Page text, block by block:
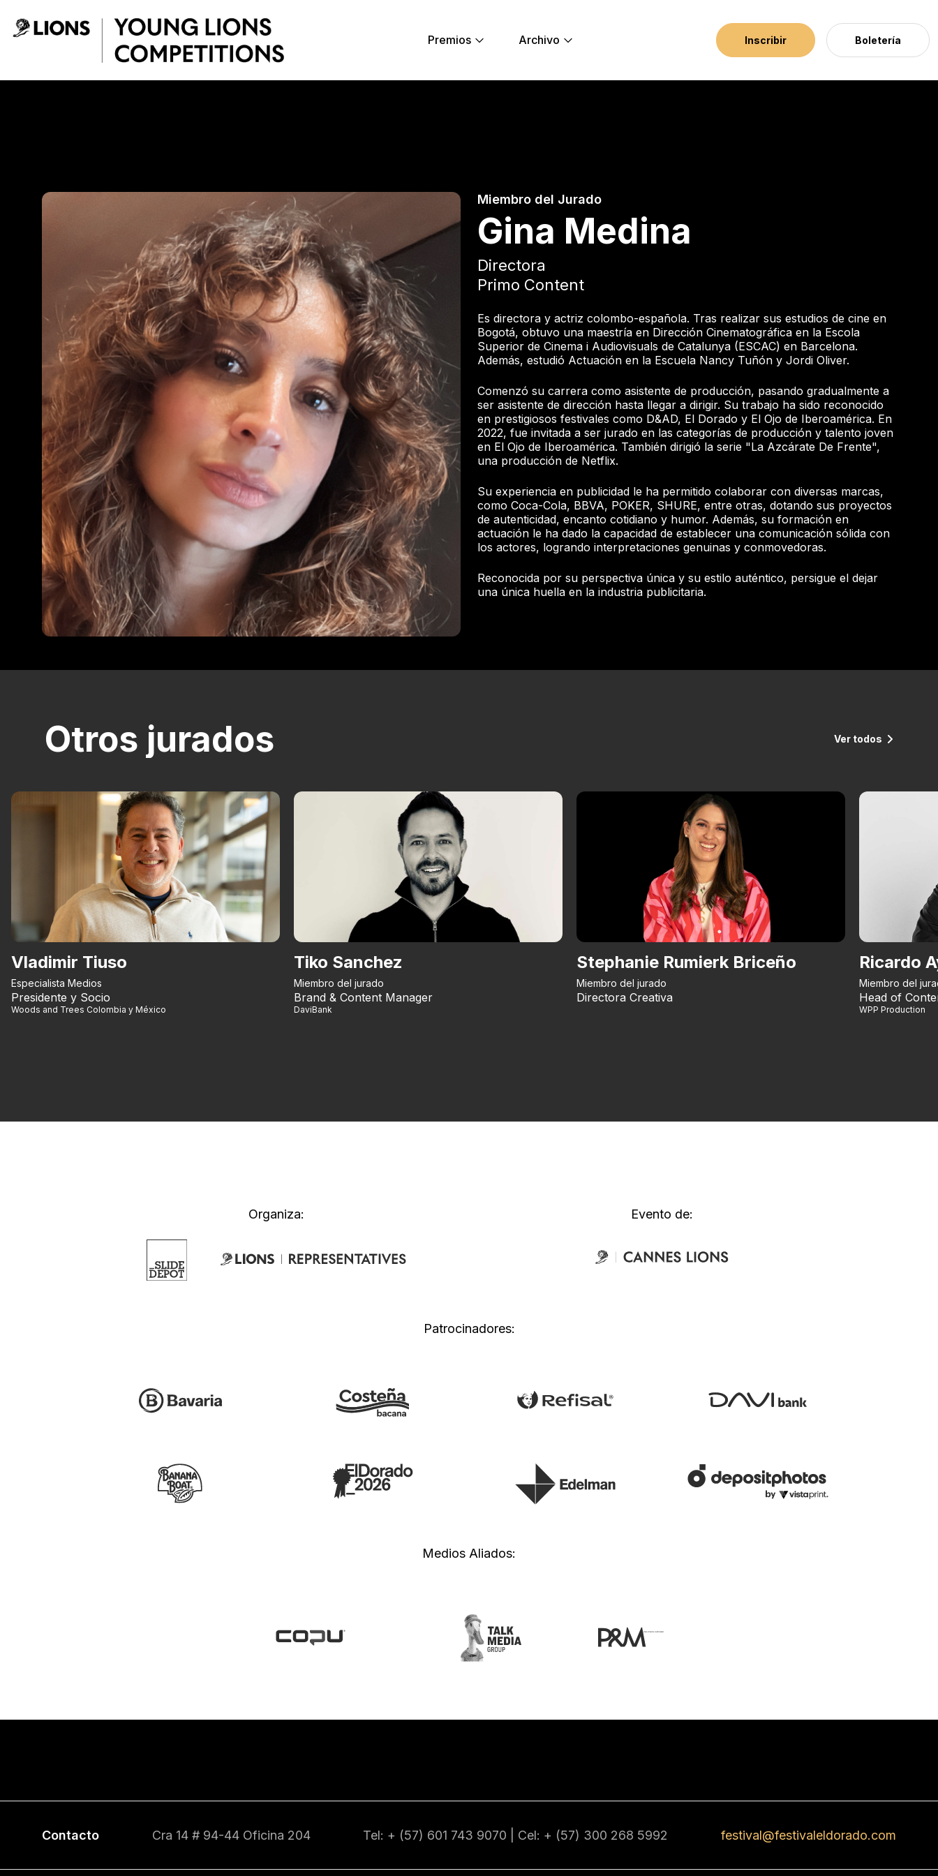
Premios
Archivo Inscribir Boletería
Miembro del Jurado
Gina Medina
Directora
Primo Content
Es directora y actriz colombo-española. Tras realizar sus estudios de cine en
Bogotá, obtuvo una maestría en Dirección Cinematográfica en la Escola
Superior de Cinema i Audiovisuals de Catalunya (ESCAC) en Barcelona.
Además, estudió Actuación en la Escuela Nancy Tuñón y Jordi Oliver.
Comenzó su carrera como asistente de producción, pasando gradualmente a
ser asistente de dirección hasta llegar a dirigir. Su trabajo ha sido reconocido
en prestigiosos festivales como D&AD, El Dorado y El Ojo de Iberoamérica. En
2022, fue invitada a ser jurado en las categorías de producción y talento joven
en El Ojo de Iberoamérica. También dirigió la serie "La Azcárate De Frente",
una producción de Netflix.
Su experiencia en publicidad le ha permitido colaborar con diversas marcas,
como Coca-Cola, BBVA, POKER, SHURE, entre otras, dotando sus proyectos
de autenticidad, encanto cotidiano y humor. Además, su formación en
actuación le ha dado la capacidad de establecer una comunicación sólida con
los actores, logrando interpretaciones genuinas y conmovedoras.
Reconocida por su perspectiva única y su estilo auténtico, persigue el dejar
una única huella en la industria publicitaria.
Otros jurados Ver todos
Vladimir Tiuso
Especialista Medios
Presidente y Socio
Woods and Trees Colombia y México
Tiko Sanchez
Miembro del jurado
Brand & Content Manager
DaviBank
Stephanie Rumierk Briceño
Miembro del jurado
Directora Creativa
Ricardo
Miembro del
Head of
WPP Production
Organiza: Evento de:
Patrocinadores:
Medios Aliados:
Contacto Cra 14 # 94-44 Oficina 204 Tel: + (57) 601 743 9070 | Cel: + (57) 300 268 5992 festival@festivaleldorado.com